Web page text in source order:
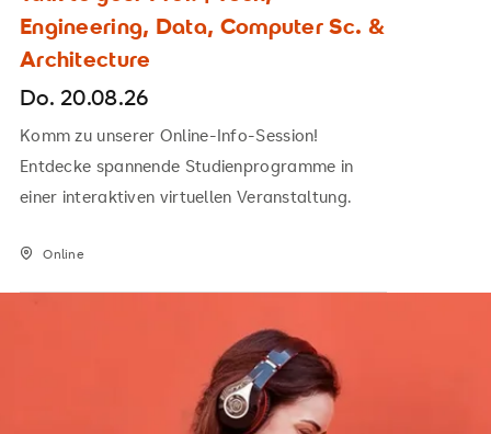
Engineering, Data, Computer Sc. &
Architecture
Do. 20.08.26
Komm zu unserer Online-Info-Session!
Entdecke spannende Studienprogramme in
einer interaktiven virtuellen Veranstaltung.
Online